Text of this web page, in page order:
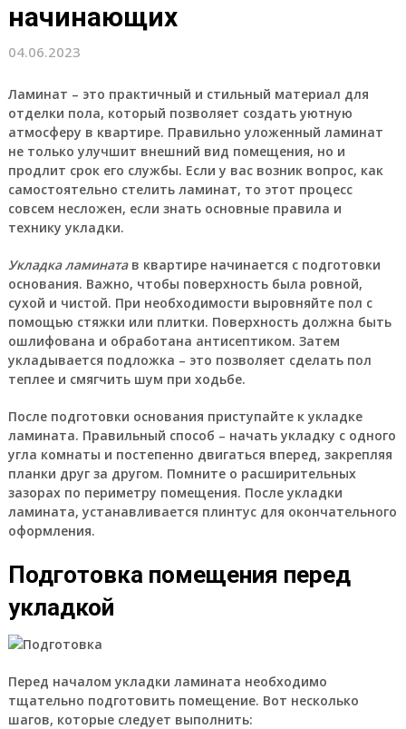
начинающих
04.06.2023
Ламинат – это практичный и стильный материал для
отделки пола, который позволяет создать уютную
атмосферу в квартире. Правильно уложенный ламинат
не только улучшит внешний вид помещения, но и
продлит срок его службы. Если у вас возник вопрос, как
самостоятельно стелить ламинат, то этот процесс
совсем несложен, если знать основные правила и
технику укладки.
Укладка ламинатав квартире начинается с подготовки
основания. Важно, чтобы поверхность была ровной,
сухой и чистой. При необходимости выровняйте пол с
помощью стяжки или плитки. Поверхность должна быть
ошлифована и обработана антисептиком. Затем
укладывается подложка – это позволяет сделать пол
теплее и смягчить шум при ходьбе.
После подготовки основания приступайте к укладке
ламината. Правильный способ – начать укладку с одного
угла комнаты и постепенно двигаться вперед, закрепляя
планки друг за другом. Помните о расширительных
зазорах по периметру помещения. После укладки
ламината, устанавливается плинтус для окончательного
оформления.
Подготовка помещения перед
укладкой
Перед началом укладки ламината необходимо
тщательно подготовить помещение. Вот несколько
шагов, которые следует выполнить: